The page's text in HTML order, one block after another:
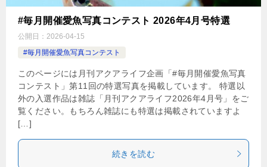
#毎月開催愛魚写真コンテスト 2026年4月号特選
公開日： 2026-04-15
#毎月開催愛魚写真コンテスト
このページには月刊アクアライフ企画「#毎月開催愛魚写真
コンテスト」第11回の特選写真を掲載しています。 特選以
外の入選作品は雑誌「月刊アクアライフ2026年4月号」をご
覧ください。もちろん雑誌にも特選は掲載されていますよ
[…]
続きを読む